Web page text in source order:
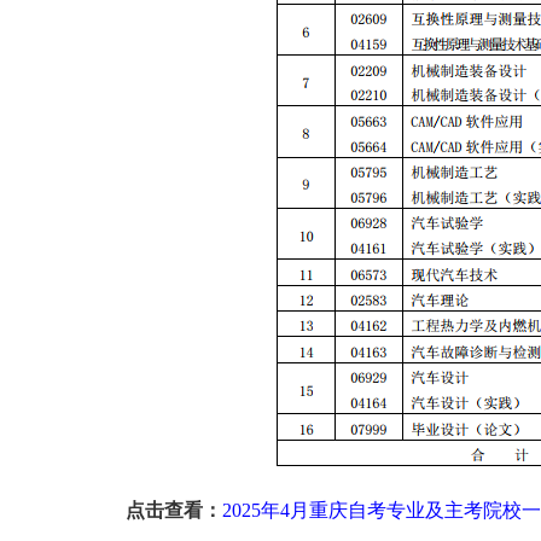
点击查看： 2025年4月重庆自考专业及主考院校